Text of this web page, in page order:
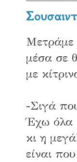
Μετράμε
μέσα σε
με
-Σιγά
Έχω όλα
κι η
είναι